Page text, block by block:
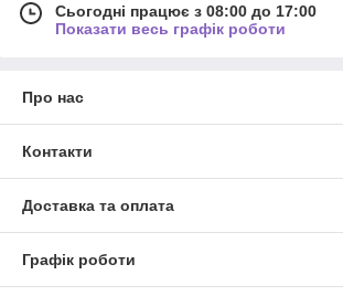
Сьогодні працює з 08:00 до 17:00
Показати весь графік роботи
Про нас
Контакти
Доставка та оплата
Графік роботи